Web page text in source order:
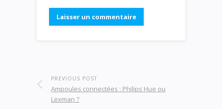
PREVIOUS POST
Ampoules connectées : Philips Hue ou
Lexman ?